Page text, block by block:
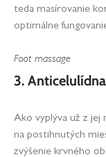
teda masírovanie
optimálne
Foot massage
3.
Ako vyplýva už z jej
na postihnutých
zvýšenie krvného